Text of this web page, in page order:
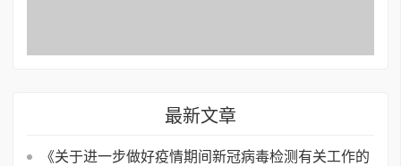
最新文章
《关于进一步做好疫情期间新冠病毒检测有关工作的